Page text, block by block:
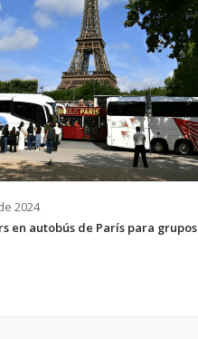
2024
en autobús de París para grupos